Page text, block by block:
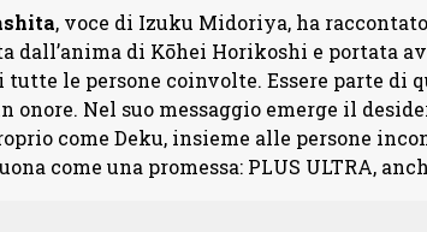
, voce di Izuku Midoriya, ha
dall’anima di Kōhei Horikoshi e portata
le persone coinvolte. Essere parte di
onore. Nel suo messaggio emerge il
come Deku, insieme alle persone
come una promessa: PLUS ULTRA,